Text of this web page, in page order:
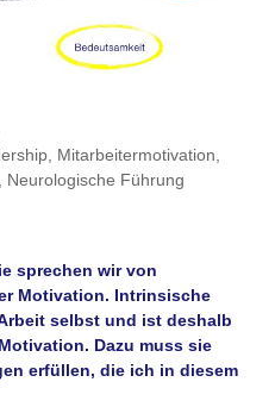
, Mitarbeitermotivation,
Neurologische Führung
sprechen wir von
Motivation. Intrinsische
selbst und ist deshalb
Dazu muss sie
erfüllen, die ich in diesem